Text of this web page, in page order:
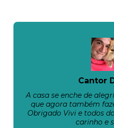
Cantor
A casa se enche de
que agora também
Obrigado Vivi e todos
carinho e